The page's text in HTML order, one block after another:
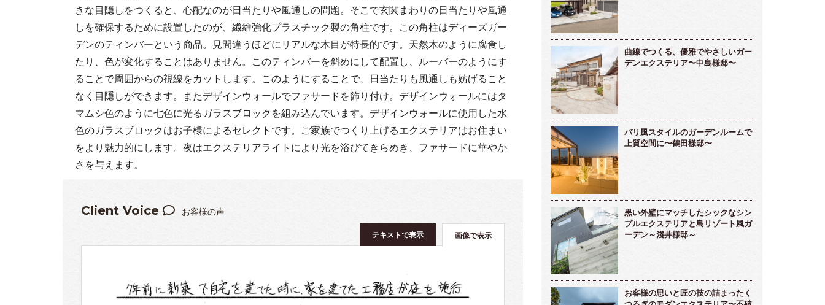
きな目隠しをつくると、心配なのが日当たりや風通しの問題。そこで玄関まわりの日当たりや風通
しを確保するために設置したのが、繊維強化プラスチック製の角柱です。この角柱はディーズガー
デンのティンバーという商品。見間違うほどにリアルな木目が特長的です。天然木のように腐食し
たり、色が変化することはありません。このティンバーを斜めにして配置し、ルーバーのようにす
ることで周囲からの視線をカットします。このようにすることで、日当たりも風通しも妨げること
なく目隠しができます。またデザインウォールでファサードを飾り付け。デザインウォールにはタ
マムシ色のように七色に光るガラスブロックを組み込んでいます。デザインウォールに使用した水
色のガラスブロックはお子様によるセレクトです。ご家族でつくり上げるエクステリアはお住まい
をより魅力的にします。夜はエクステリアライトにより光を浴びてきらめき、ファサードに華やか
さを与えます。
Client Voice お客様の声
画像で表示
テキストで表示
曲線でつくる、優雅でやさしいガー
デンエクステリア〜中島様邸〜
バリ風スタイルのガーデンルームで
上質空間に〜鶴田様邸〜
黒い外壁にマッチしたシックなシン
プルエクステリアと島リゾート風ガ
ーデン～淺井様邸～
お客様の思いと匠の技の詰まったく